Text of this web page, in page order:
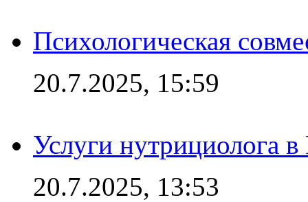
Психологическая
20.7.2025, 15:59
Услуги нутрициолога
20.7.2025, 13:53